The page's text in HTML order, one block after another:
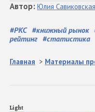
#РКС #книжный рынок
рейтинг #статистика
Автор: Юлия Савиковская
Главная > Материалы
Light